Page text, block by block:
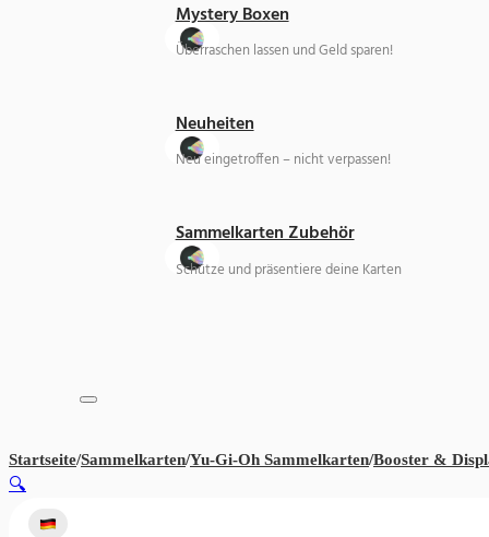
Mystery Boxen
Überraschen lassen und Geld sparen!
Neuheiten
Neu eingetroffen – nicht verpassen!
Sammelkarten Zubehör
Schütze und präsentiere deine Karten
Startseite/Sammelkarten/Yu-Gi-Oh Sammelkarten/Booster &
🔍